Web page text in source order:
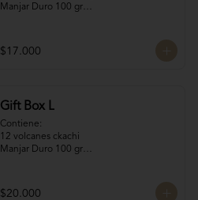
Manjar Duro 100 gr
4 Rocas Suizas
$17.000
Gift Box L
Contiene:
12 volcanes ckachi
Manjar Duro 100 gr
Naranjitas con chocolate
$20.000